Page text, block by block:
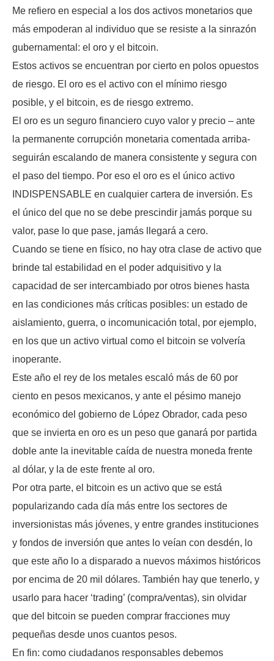
Me refiero en especial a los dos activos monetarios que
más empoderan al individuo que se resiste a la sinrazón
gubernamental: el oro y el bitcoin.
Estos activos se encuentran por cierto en polos opuestos
de riesgo. El oro es el activo con el mínimo riesgo
posible, y el bitcoin, es de riesgo extremo.
El oro es un seguro financiero cuyo valor y precio – ante
la permanente corrupción monetaria comentada arriba-
seguirán escalando de manera consistente y segura con
el paso del tiempo. Por eso el oro es el único activo
INDISPENSABLE en cualquier cartera de inversión. Es
el único del que no se debe prescindir jamás porque su
valor, pase lo que pase, jamás llegará a cero.
Cuando se tiene en físico, no hay otra clase de activo que
brinde tal estabilidad en el poder adquisitivo y la
capacidad de ser intercambiado por otros bienes hasta
en las condiciones más críticas posibles: un estado de
aislamiento, guerra, o incomunicación total, por ejemplo,
en los que un activo virtual como el bitcoin se volvería
inoperante.
Este año el rey de los metales escaló más de 60 por
ciento en pesos mexicanos, y ante el pésimo manejo
económico del gobierno de López Obrador, cada peso
que se invierta en oro es un peso que ganará por partida
doble ante la inevitable caída de nuestra moneda frente
al dólar, y la de este frente al oro.
Por otra parte, el bitcoin es un activo que se está
popularizando cada día más entre los sectores de
inversionistas más jóvenes, y entre grandes instituciones
y fondos de inversión que antes lo veían con desdén, lo
que este año lo a disparado a nuevos máximos históricos
por encima de 20 mil dólares. También hay que tenerlo, y
usarlo para hacer ‘trading’ (compra/ventas), sin olvidar
que del bitcoin se pueden comprar fracciones muy
pequeñas desde unos cuantos pesos.
En fin: como ciudadanos responsables debemos